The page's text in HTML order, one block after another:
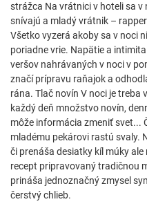
strážca Na vrátnici v hoteli sa v
snívajú a mladý vrátnik –
Všetko vyzerá akoby sa v noci
poriadne vrie. Napätie a
veršov nahrávaných v noci v
značí prípravu raňajok a
rána. Tlač novín V noci je
každý deň množstvo novín,
môže informácia zmeniť svet...
mladému pekárovi rastú svaly.
či prenáša desiatky kíl múky
recept pripravovaný tradičnou
prináša jednoznačný zmysel
čerstvý chlieb.